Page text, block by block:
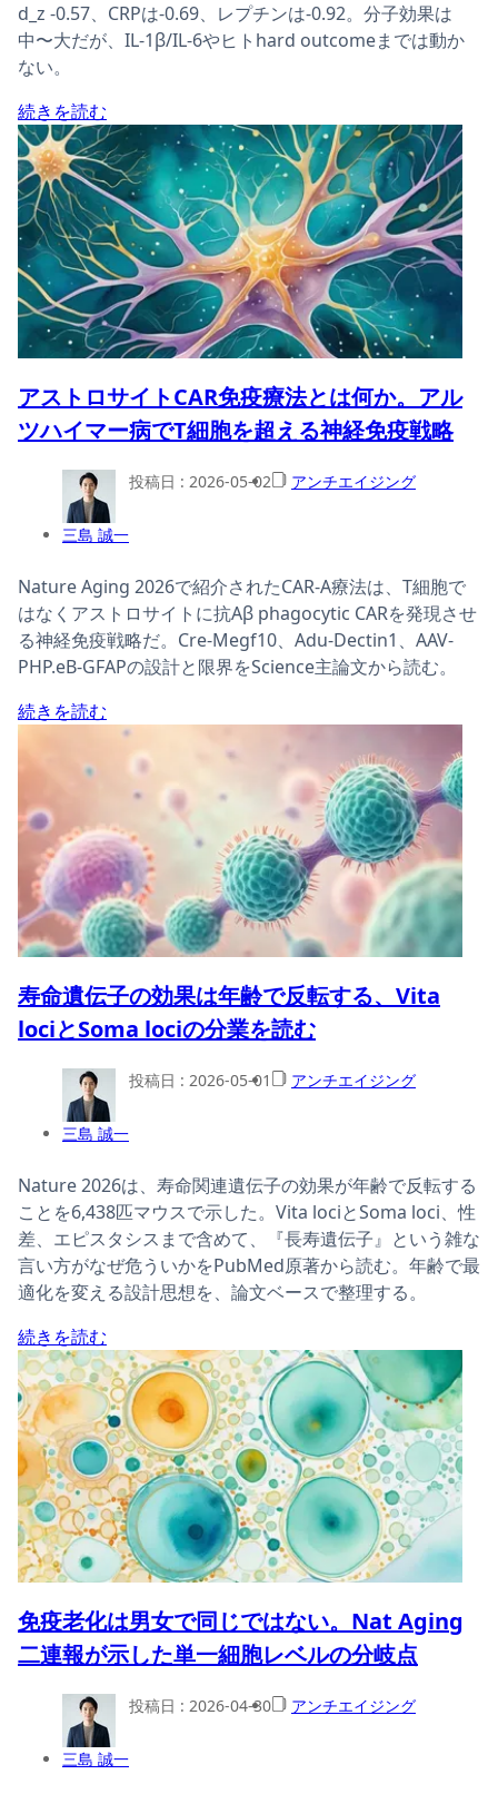
d_z -0.57、CRPは-0.69、レプチンは-0.92。分子効果は
中〜大だが、IL-1β/IL-6やヒトhard outcomeまでは動か
ない。
続きを読む
アストロサイトCAR免疫療法とは何か。アル
ツハイマー病でT細胞を超える神経免疫戦略
三島 誠一
投稿日 : 2026-05-02 アンチエイジング
Nature Aging 2026で紹介されたCAR-A療法は、T細胞で
はなくアストロサイトに抗Aβ phagocytic CARを発現させ
る神経免疫戦略だ。Cre-Megf10、Adu-Dectin1、AAV-
PHP.eB-GFAPの設計と限界をScience主論文から読む。
続きを読む
寿命遺伝子の効果は年齢で反転する、Vita
lociとSoma lociの分業を読む
三島 誠一
投稿日 : 2026-05-01 アンチエイジング
Nature 2026は、寿命関連遺伝子の効果が年齢で反転する
ことを6,438匹マウスで示した。Vita lociとSoma loci、性
差、エピスタシスまで含めて、『長寿遺伝子』という雑な
言い方がなぜ危ういかをPubMed原著から読む。年齢で最
適化を変える設計思想を、論文ベースで整理する。
続きを読む
免疫老化は男女で同じではない。Nat Aging
二連報が示した単一細胞レベルの分岐点
三島 誠一
投稿日 : 2026-04-30 アンチエイジング